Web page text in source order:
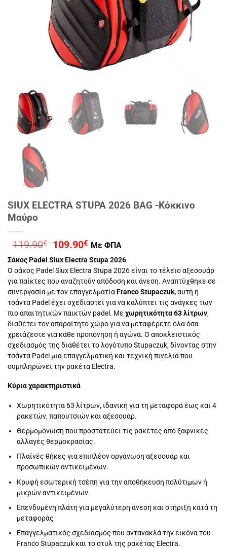
SIUX ELECTRA STUPA 2026 BAG -Κόκκινο
Μαύρο
119.90€
Original
price
was:
119.90€.
109.90€ Η
τιμή
είναι:
109.90€.
Με ΦΠΑ
Σάκος Padel Siux Electra Stupa 2026
Ο σάκος Padel Siux Electra Stupa 2026 είναι το τέλειο αξεσουάρ
για παίκτες που αναζητούν απόδοση και άνεση. Αναπτύχθηκε σε
συνεργασία με τον επαγγελματίαFranco Stupaczuk,αυτή η
τσάντα Padel έχει σχεδιαστεί για να καλύπτει τις ανάγκες των
πιο απαιτητικών παικτών padel. Με χωρητικότητα 63 λίτρων,
διαθέτει τον απαραίτητο χώρο για να μεταφέρετε όλα όσα
χρειάζεστε για κάθε προπόνηση ή αγώνα. Ο αποκλειστικός
σχεδιασμός της διαθέτει το λογότυπο Stupaczuk, δίνοντας στην
τσάντα Padel μια επαγγελματική και τεχνική πινελιά που
συμπληρώνει την ρακέτα Electra.
Κύρια χαρακτηριστικά
Χωρητικότητα 63 λίτρων, ιδανική για τη μεταφορά έως και 4
ρακετών, παπουτσιών και αξεσουάρ.
Θερμομόνωση που προστατεύει τις ρακέτες από ξαφνικές
αλλαγές θερμοκρασίας.
Πλαϊνές θήκες για επιπλέον οργάνωση αξεσουάρ και
προσωπικών αντικειμένων.
Κρυφή εσωτερική τσέπη για την αποθήκευση πολύτιμων ή
μικρών αντικειμένων.
Επενδυμένη πλάτη για μεγαλύτερη άνεση και στήριξη κατά τη
μεταφοράς
Επαγγελματικός σχεδιασμός που αντανακλά την εικόνα του
Franco Stupaczuk και το στυλ της ρακέτας Electra.